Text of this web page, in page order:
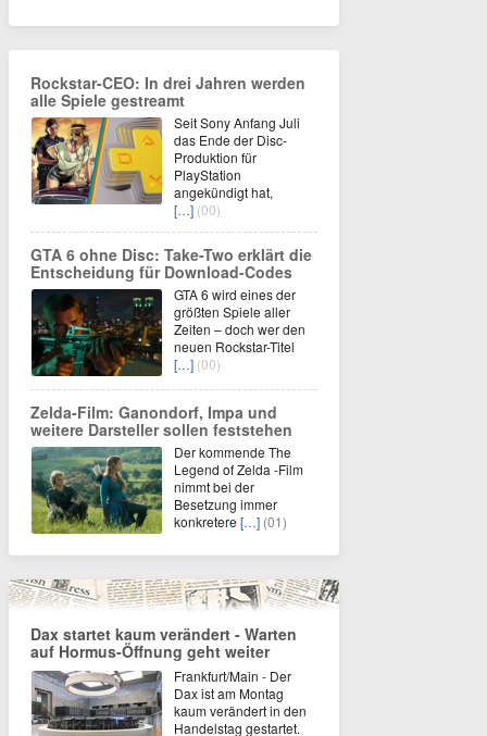
Rockstar-CEO: In drei Jahren werden
alle Spiele gestreamt
Seit Sony Anfang Juli
das Ende der Disc-
Produktion für
PlayStation
angekündigt hat,
[…] (00)
GTA 6 ohne Disc: Take-Two erklärt die
Entscheidung für Download-Codes
GTA 6 wird eines der
größten Spiele aller
Zeiten – doch wer den
neuen Rockstar-Titel
[…] (00)
Zelda-Film: Ganondorf, Impa und
weitere Darsteller sollen feststehen
Der kommende The
Legend of Zelda -Film
nimmt bei der
Besetzung immer
konkretere […] (01)
Dax startet kaum verändert - Warten
auf Hormus-Öffnung geht weiter
Frankfurt/Main - Der
Dax ist am Montag
kaum verändert in den
Handelstag gestartet.